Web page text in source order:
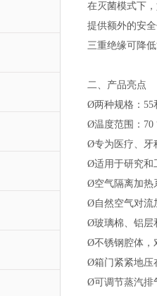
在灭菌模式下
提供额外的安
三重绝缘可降
二、产品亮点
Ø两种规格：55
Ø温度范围： 70
Ø专为医疗、牙
Ø适用于研究和
Ø空气隔离加热
Ø自然空气对
Ø玻璃棉、铝层
Ø不锈钢腔体，
Ø箱门紧紧地压
Ø可调节蒸汽排